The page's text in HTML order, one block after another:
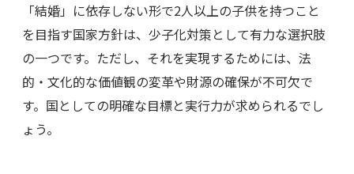
「結婚」に依存しない形で2人以上の子供を持つこと
を目指す国家方針は、少子化対策として有力な選択肢
の一つです。ただし、それを実現するためには、法
的・文化的な価値観の変革や財源の確保が不可欠で
す。国としての明確な目標と実行力が求められるでし
ょう。